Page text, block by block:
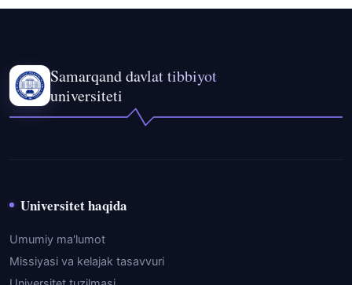
Samarqand davlat tibbiyot
universiteti
Universitet haqida
Umumiy ma'lumot
Missiyasi va kelajak tasavvuri